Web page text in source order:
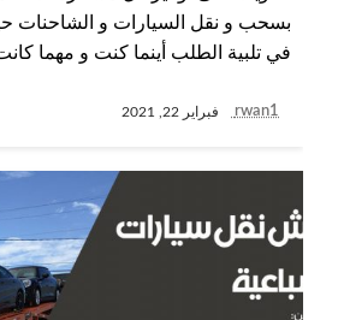
بسحب و نقل السيارات و الشاحنات
في تلبية الطلب أينما كنت و مهما
rwan1 فبراير 22, 2021